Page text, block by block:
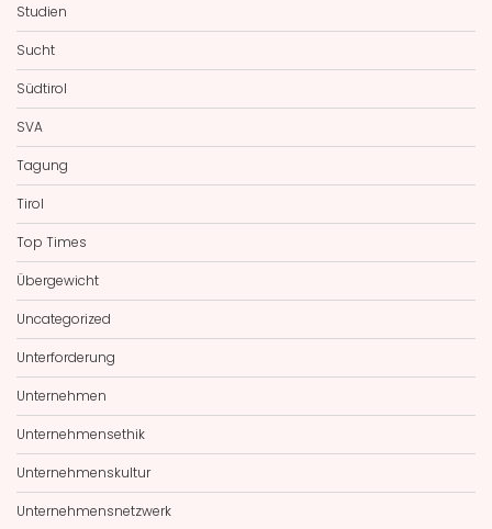
Studien
Sucht
Südtirol
SVA
Tagung
Tirol
Top Times
Übergewicht
Uncategorized
Unterforderung
Unternehmen
Unternehmensethik
Unternehmenskultur
Unternehmensnetzwerk